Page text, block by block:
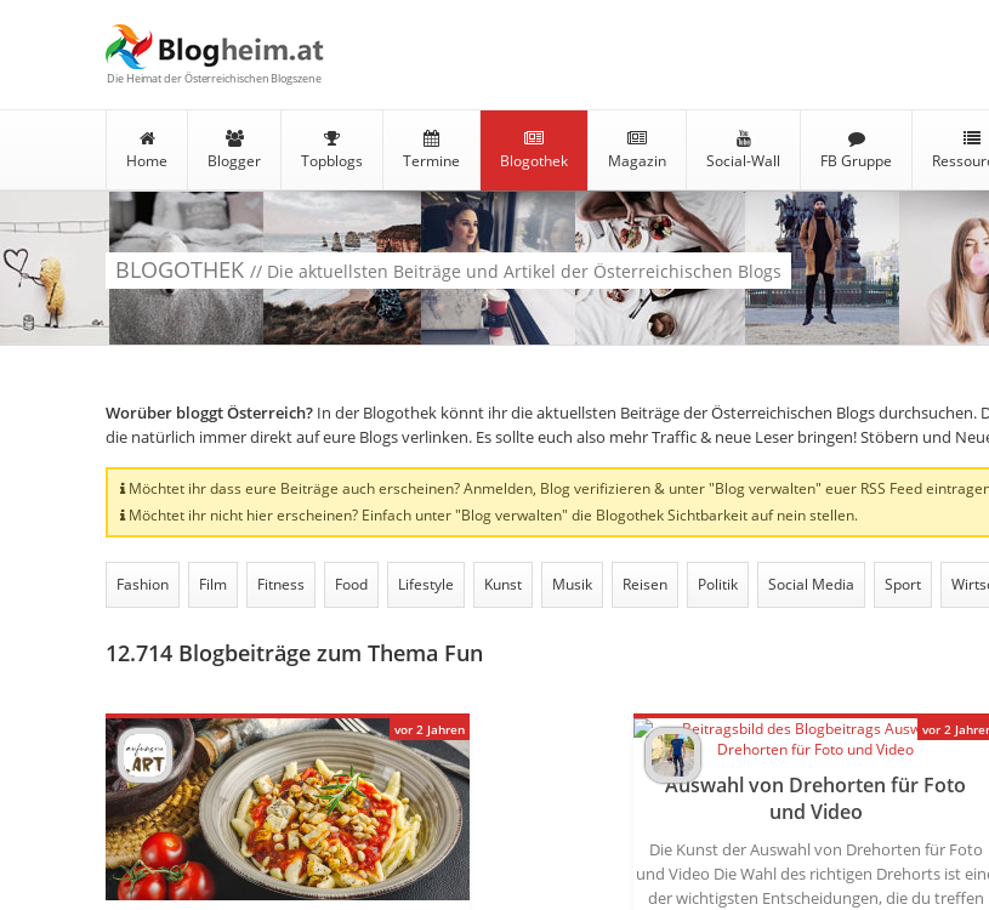
Die Heimat der Österreichischen Blogszene
Home Blogger Topblogs Termine Blogothek Magazin Social-Wall FB Gruppe
BLOGOTHEK // Die aktuellsten Beiträge und Artikel der Österreichischen Blogs
Worüber bloggt Österreich? In der Blogothek könnt ihr die aktuellsten Beiträge der Österreichischen Blogs durchsuchen.
die natürlich immer direkt auf eure Blogs verlinken. Es sollte euch also mehr Traffic & neue Leser bringen! Stöbern und
Möchtet ihr dass eure Beiträge auch erscheinen? Anmelden, Blog verifizieren & unter "Blog verwalten" euer RSS Feed
Möchtet ihr nicht hier erscheinen? Einfach unter "Blog verwalten" die Blogothek Sichtbarkeit auf nein stellen.
Fashion Film Fitness Food Lifestyle Kunst Musik Reisen Politik Social Media Sport
12.714 Blogbeiträge zum Thema Fun
vor 2 Jahren
Auswahl von Drehorten für Foto
und Video
Die Kunst der Auswahl von Drehorten für Foto
und Video Die Wahl des richtigen Drehorts ist
der wichtigsten Entscheidungen, die du treffen
vor 2